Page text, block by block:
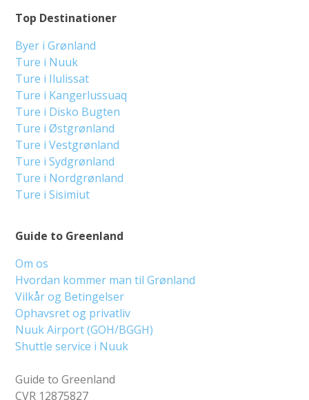
Guide to Greenland
Om os
Hvordan kommer man til Grønland
Vilkår og Betingelser
Ophavsret og privatliv
Nuuk Airport (GOH/BGGH)
Shuttle service i Nuuk
Guide to Greenland
CVR 12875827
Top Destinationer
Byer i Grønland
Ture i Nuuk
Ture i Ilulissat
Ture i Kangerlussuaq
Ture i Disko Bugten
Ture i Østgrønland
Ture i Vestgrønland
Ture i Sydgrønland
Ture i Nordgrønland
Ture i Sisimiut